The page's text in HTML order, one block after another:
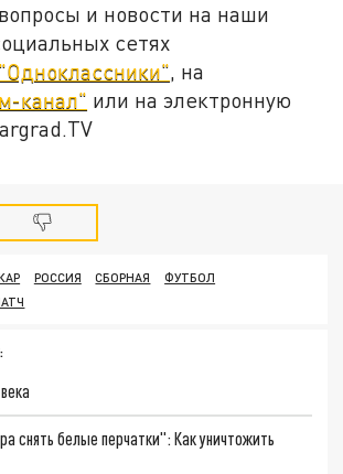
и новости на наши
сетях
"Одноклассники", на
канал" или на электронную
РОССИЯ СБОРНАЯ
ФУТБОЛ
снять белые перчатки": Как уничтожить